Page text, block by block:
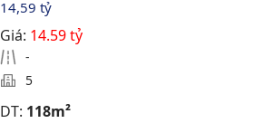
14,59 tỷ
Giá: 14.59 tỷ
-
5
DT: 118m²